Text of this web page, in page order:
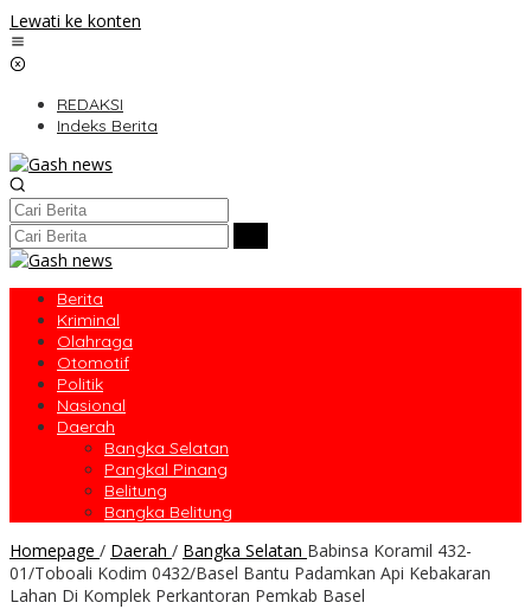
Lewati ke konten
REDAKSI
Indeks Berita
Berita
Kriminal
Olahraga
Otomotif
Politik
Nasional
Daerah
Bangka Selatan
Pangkal Pinang
Belitung
Bangka Belitung
Homepage / Daerah / Bangka Selatan Babinsa Koramil 432-
01/Toboali Kodim 0432/Basel Bantu Padamkan Api Kebakaran
Lahan Di Komplek Perkantoran Pemkab Basel